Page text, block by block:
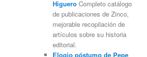
HigueroCompleto catálogo
de publicaciones de Zinco,
mejorable recopilación de
artículos sobre su historia
editorial.
Elogio póstumo de Pepe